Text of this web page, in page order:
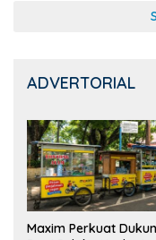
ADVERTORIAL
Maxim Perkuat